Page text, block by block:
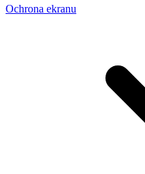
Ochrona ekranu